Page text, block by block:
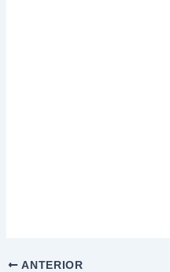
ANTERIOR